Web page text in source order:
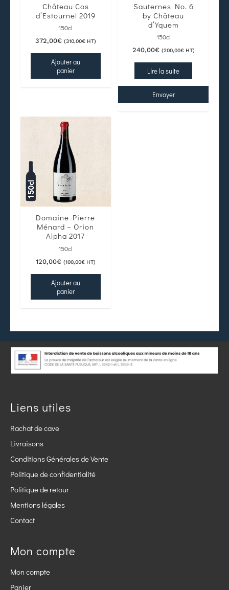
Château Cos
d’Estournel 2019
150cl
372,00€ (310,00€HT)
Ajouter au
panier
Sauternes No. 6
by Château
d’Yquem
150cl
240,00€ (200,00€HT)
Lire la suite
Envoyer
Domaine Pierre
Ménard – Orion
Alpha 2017
150cl
120,00€ (100,00€HT)
Ajouter au
panier
Liens utiles
Rachat de cave
Livraisons
Conditions Générales de Vente
Politique de confidentialité
Politique de retour
Mentions légales
Contact
Mon compte
Mon compte
Panier